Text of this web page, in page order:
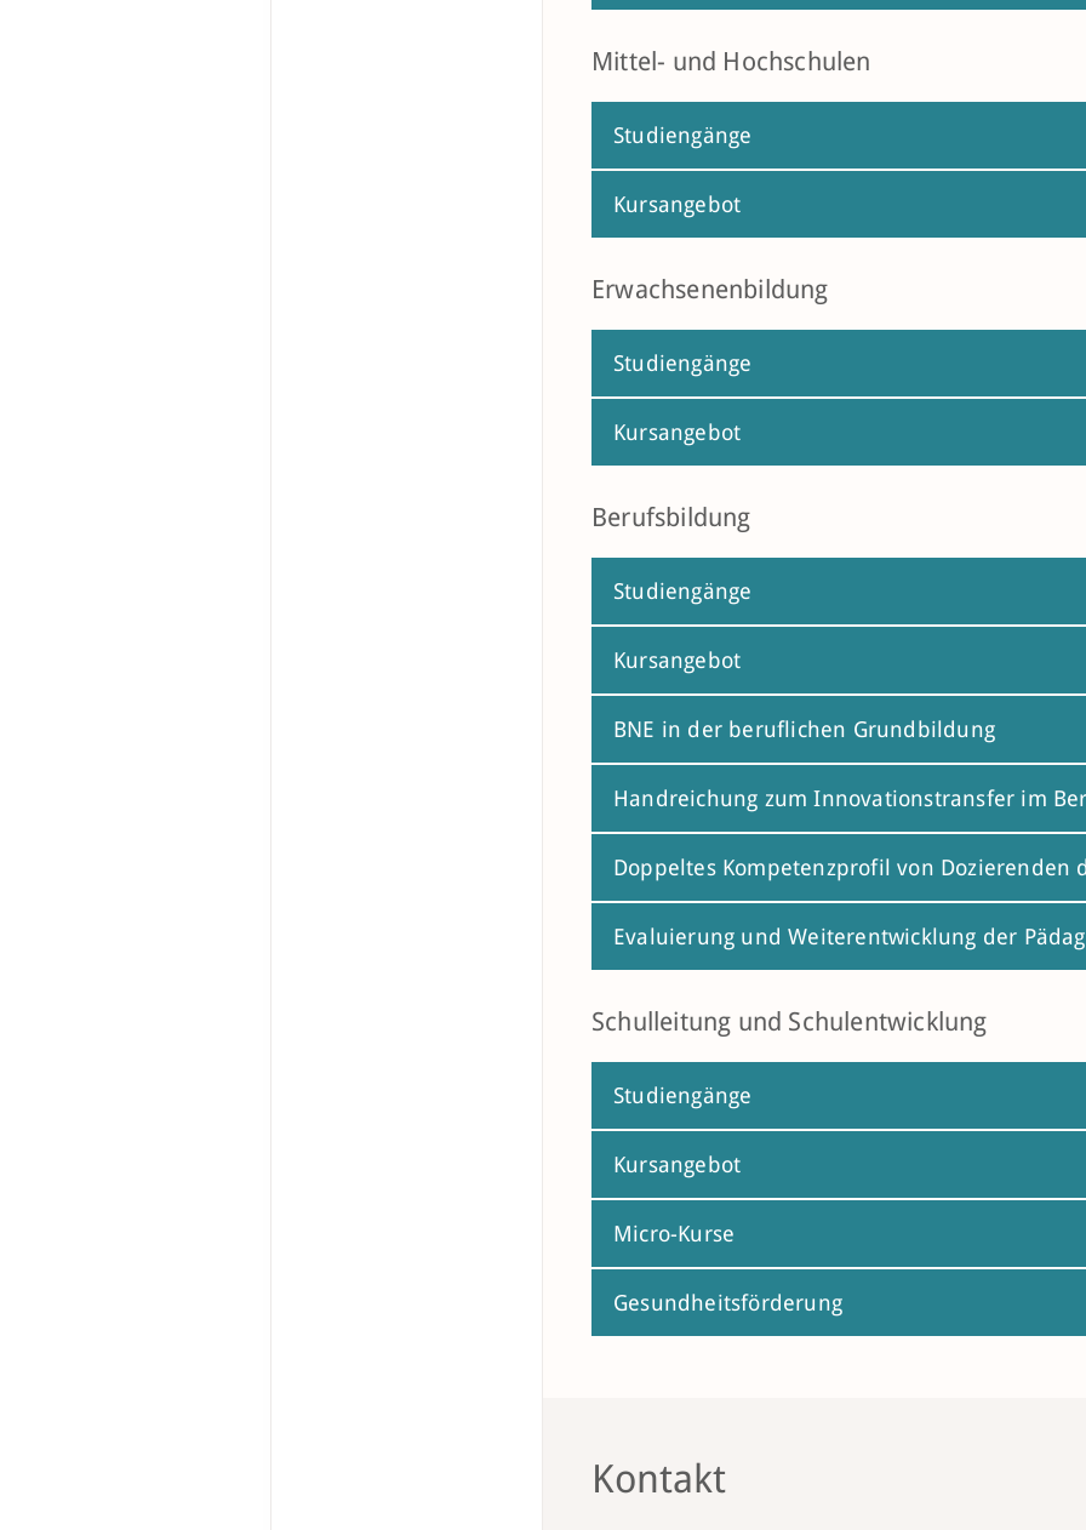
Mittel- und Hochschulen
Studiengänge
Kursangebot
Erwachsenenbildung
Studiengänge
Kursangebot
Berufsbildung
Studiengänge
Kursangebot
BNE in der beruflichen Grundbildung
Handreichung zum Innovationstransfer im
Doppeltes Kompetenzprofil von Dozierenden
Evaluierung und Weiterentwicklung der
Schulleitung und Schulentwicklung
Studiengänge
Kursangebot
Micro-Kurse
Gesundheitsförderung
Kontakt